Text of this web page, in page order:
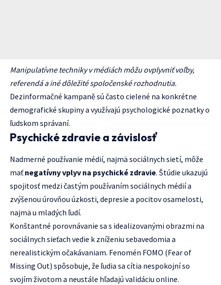
Manipulatívne techniky v médiách môžu ovplyvniť voľby,
referendá a iné dôležité spoločenské rozhodnutia.
Dezinformačné kampaně sú často cielené na konkrétne
demografické skupiny a využívajú psychologické poznatky o
ľudskom správaní.
Psychické zdravie a závislosť
Nadmerné používanie médií, najmä sociálnych sietí, môže
mať negatívny vplyv na psychické zdravie. Štúdie ukazujú
spojitosť medzi častým používaním sociálnych médií a
zvýšenou úrovňou úzkosti, depresie a pocitov osamelosti,
najmä u mladých ľudí.
Konštantné porovnávanie sa s idealizovanými obrazmi na
sociálnych sieťach vedie k zníženiu sebavedomia a
nerealistickým očakávaniam. Fenomén FOMO (Fear of
Missing Out) spôsobuje, že ľudia sa cítia nespokojní so
svojím životom a neustále hľadajú validáciu online.